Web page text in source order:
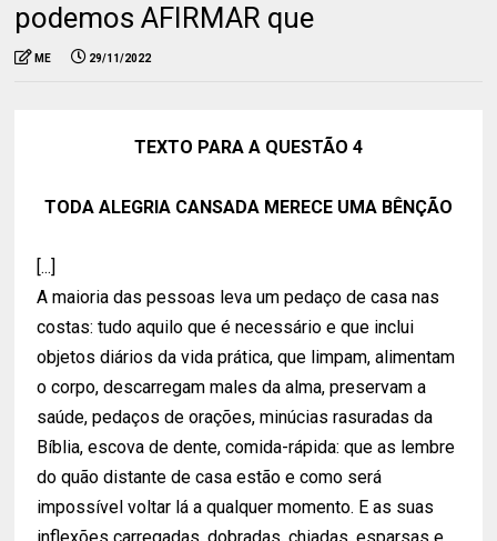
podemos AFIRMAR que
ME 29/11/2022
TEXTO PARA A QUESTÃO 4
TODA ALEGRIA CANSADA MERECE UMA BÊNÇÃO
[...]
A maioria das pessoas leva um pedaço de casa nas
costas: tudo aquilo que é necessário e que inclui
objetos diários da vida prática, que limpam, alimentam
o corpo, descarregam males da alma, preservam a
saúde, pedaços de orações, minúcias rasuradas da
Bíblia, escova de dente, comida-rápida: que as lembre
do quão distante de casa estão e como será
impossível voltar lá a qualquer momento. E as suas